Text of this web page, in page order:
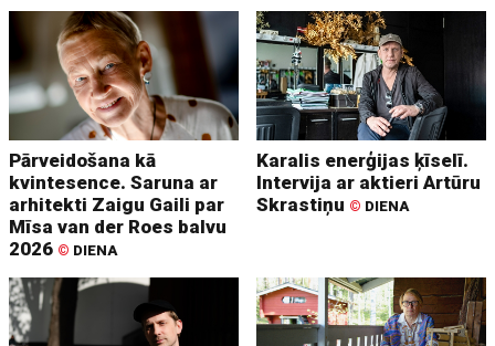
Pārveidošana kā
kvintesence. Saruna ar
arhitekti Zaigu Gaili par
Mīsa van der Roes balvu
2026 © DIENA
Karalis enerģijas ķīselī.
Intervija ar aktieri Artūru
Skrastiņu © DIENA